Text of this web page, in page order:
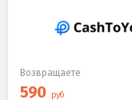
Возвращаете